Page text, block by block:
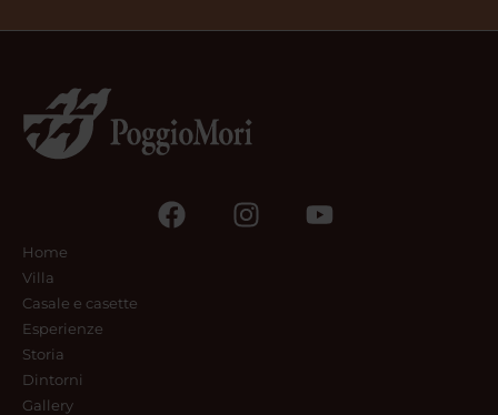
Home
Villa
Casale e casette
Esperienze
Storia
Dintorni
Gallery